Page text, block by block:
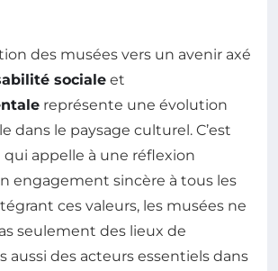
des musées vers un avenir axé
sociale et
représente une évolution
dans le paysage culturel. C’est
appelle à une réflexion
engagement sincère à tous les
ces valeurs, les musées ne
seulement des lieux de
aussi des acteurs essentiels dans